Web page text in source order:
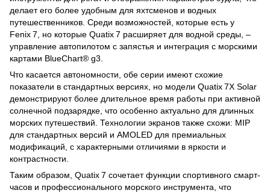
делает его более удобным для яхтсменов и водных
путешественников. Среди возможностей, которые есть у
Fenix 7, но которые Quatix 7 расширяет для водной среды, –
управление автопилотом с запястья и интеграция с морскими
картами BlueChart® g3.
Что касается автономности, обе серии имеют схожие
показатели в стандартных версиях, но модели Quatix 7X Solar
демонстрируют более длительное время работы при активной
солнечной подзарядке, что особенно актуально для длинных
морских путешествий. Технологии экранов также схожи: MIP
для стандартных версий и AMOLED для премиальных
модификаций, с характерными отличиями в яркости и
контрастности.
Таким образом, Quatix 7 сочетает функции спортивного смарт-
часов и профессионального морского инструмента, что